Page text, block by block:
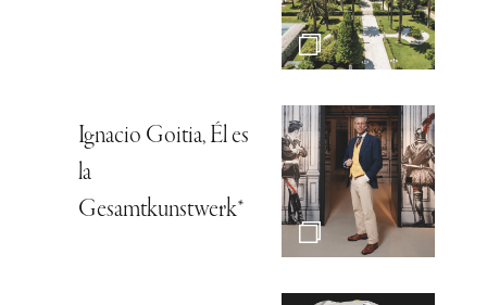
Ignacio Goitia, Él es
la
Gesamtkunstwerk*